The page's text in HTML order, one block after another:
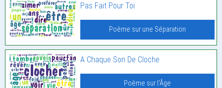
Pas Fait Pour Toi
Poème sur une Séparation
A Chaque Son De Cloche
Poème sur l'Âge